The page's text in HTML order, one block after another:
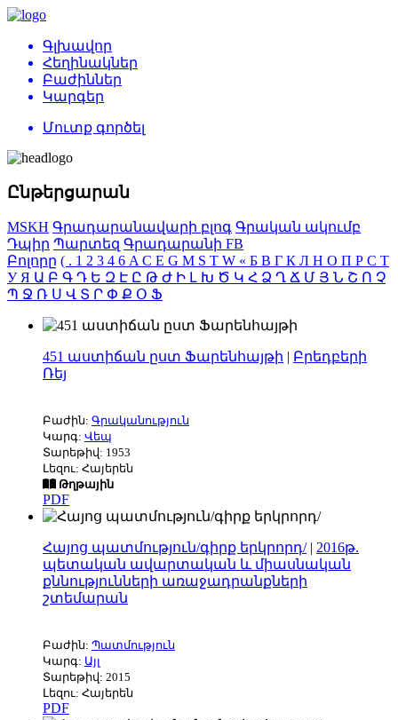
Գլխավոր
Հեղինակներ
Բաժիններ
Կարգեր
Մուտք գործել
Ընթերցարան
MSKH Գրադարանավարի բլոգ Գրական ակումբ
Դպիր Պարտեզ Գրադարանի FB
Բոլորը ( . 1 2 3 4 6 AC E G M S T W « Б В Г К Л Н О П Р С Т
УЯ Ա Բ Գ Դ Ե Զ Է Ը Թ Ժ Ի Լ Խ Ծ Կ Հ Ձ Ղ Ճ Մ Յ Ն Շ Ո Չ
Պ Ջ Ռ Ս Վ Տ Ր Փ Ք Օ Ֆ
451 աստիճան ըստ Ֆարենհայթի | Բրեդբերի
Ռեյ
Բաժին: Գրականություն
Կարգ: Վեպ
Տարեթիվ: 1953
Լեզու: Հայերեն
Թղթային
PDF
Հայոց պատմություն/գիրք երկրորդ/| 2016թ.
պետական ավարտական և միասնական
քննությունների առաջադրանքների
շտեմարան
Բաժին: Պատմություն
Կարգ: Այլ
Տարեթիվ: 2015
Լեզու: Հայերեն
PDF